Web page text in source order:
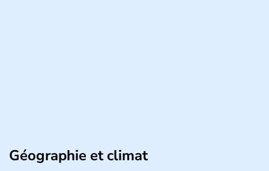
Géographie et climat